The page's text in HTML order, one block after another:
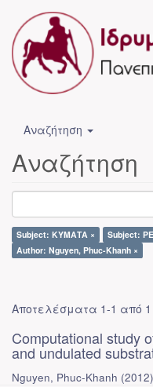
Αναζήτηση
Αναζήτηση
Subject: ΚΥΜΑΤΑ ×
Subject:
Author: Nguyen, Phuc-Khanh ×
Αποτελέσματα 1-1 από 1
Computational study
and undulated
Nguyen, Phuc-Khanh (2012)